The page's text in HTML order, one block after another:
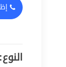
النوع: